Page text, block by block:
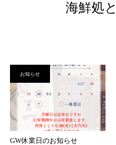
海鮮処
お知らせ
GW休業日のお知らせ